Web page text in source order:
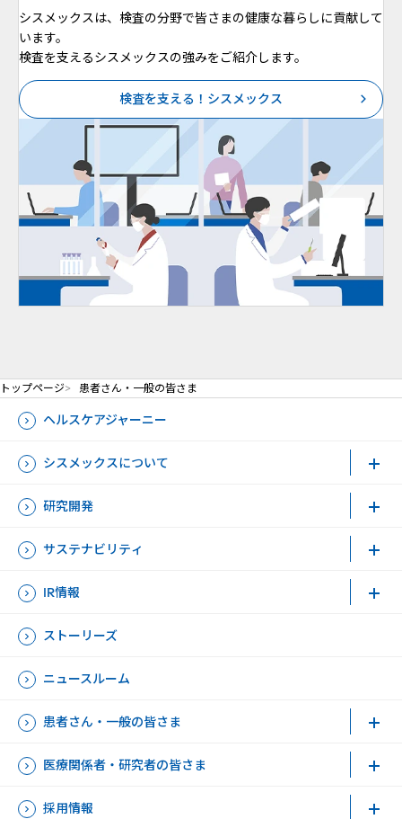
シスメックスは、検査の分野で皆さまの健康な暮らしに貢献して
います。
検査を支えるシスメックスの強みをご紹介します。
検査を支える！シスメックス
トップページ 患者さん・一般の皆さま
ヘルスケアジャーニー
シスメックスについて
研究開発
サステナビリティ
IR情報
ストーリーズ
ニュースルーム
患者さん・一般の皆さま
医療関係者・研究者の皆さま
採用情報